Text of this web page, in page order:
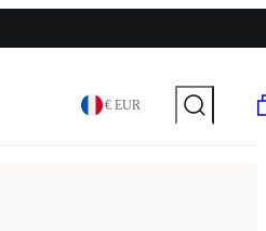
€ EUR